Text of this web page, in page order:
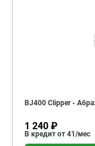
BJ400 Clipper -
1 240 ₽
В кредит от 41/мес